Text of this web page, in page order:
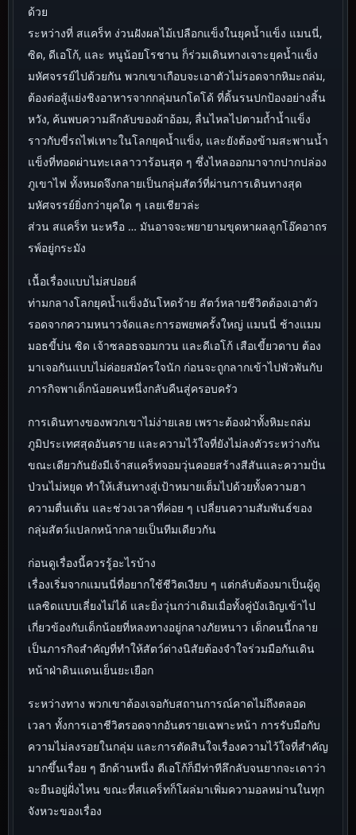
ด้วย
ระหว่างที่ สแคร็ท ง่วนฝังผลไม้เปลือกแข็งในยุคน้ำแข็ง แมนนี่,
ซิด, ดีเอโก้, และ หนูน้อยโรชาน ก็ร่วมเดินทางเจาะยุคน้ำแข็ง
มหัศจรรย์ไปด้วยกัน พวกเขาเกือบจะเอาตัวไม่รอดจากหิมะถล่ม,
ต้องต่อสู้แย่งชิงอาหารจากกลุ่มนกโดโด้ ที่ดิ้นรนปกป้องอย่างสิ้น
หวัง, ค้นพบความลึกลับของผ้าอ้อม, ลื่นไหลไปตามถ้ำน้ำแข็ง
ราวกับขี่รถไฟเหาะในโลกยุคน้ำแข็ง, และยังต้องข้ามสะพานน้ำ
แข็งที่ทอดผ่านทะเลลาวาร้อนสุด ๆ ซึ่งไหลออกมาจากปากปล่อง
ภูเขาไฟ ทั้งหมดจึงกลายเป็นกลุ่มสัตว์ที่ผ่านการเดินทางสุด
มหัศจรรย์ยิ่งกว่ายุคใด ๆ เลยเชียวล่ะ
ส่วน สแคร็ท นะหรือ … มันอาจจะพยายามขุดหาผลลูกโอ๊คอาถร
รพ์อยู่กระมัง
เนื้อเรื่องแบบไม่สปอยล์
ท่ามกลางโลกยุคน้ำแข็งอันโหดร้าย สัตว์หลายชีวิตต้องเอาตัว
รอดจากความหนาวจัดและการอพยพครั้งใหญ่ แมนนี่ ช้างแมม
มอธขี้บ่น ซิด เจ้าซลอธจอมกวน และดีเอโก้ เสือเขี้ยวดาบ ต้อง
มาเจอกันแบบไม่ค่อยสมัครใจนัก ก่อนจะถูกลากเข้าไปพัวพันกับ
ภารกิจพาเด็กน้อยคนหนึ่งกลับคืนสู่ครอบครัว
การเดินทางของพวกเขาไม่ง่ายเลย เพราะต้องฝ่าทั้งหิมะถล่ม
ภูมิประเทศสุดอันตราย และความไว้ใจที่ยังไม่ลงตัวระหว่างกัน
ขณะเดียวกันยังมีเจ้าสแคร็ทจอมวุ่นคอยสร้างสีสันและความปั่น
ป่วนไม่หยุด ทำให้เส้นทางสู่เป้าหมายเต็มไปด้วยทั้งความฮา
ความตื่นเต้น และช่วงเวลาที่ค่อย ๆ เปลี่ยนความสัมพันธ์ของ
กลุ่มสัตว์แปลกหน้ากลายเป็นทีมเดียวกัน
ก่อนดูเรื่องนี้ควรรู้อะไรบ้าง
เรื่องเริ่มจากแมนนี่ที่อยากใช้ชีวิตเงียบ ๆ แต่กลับต้องมาเป็นผู้ดู
แลซิดแบบเลี่ยงไม่ได้ และยิ่งวุ่นกว่าเดิมเมื่อทั้งคู่บังเอิญเข้าไป
เกี่ยวข้องกับเด็กน้อยที่หลงทางอยู่กลางภัยหนาว เด็กคนนี้กลาย
เป็นภารกิจสำคัญที่ทำให้สัตว์ต่างนิสัยต้องจำใจร่วมมือกันเดิน
หน้าฝ่าดินแดนเย็นยะเยือก
ระหว่างทาง พวกเขาต้องเจอกับสถานการณ์คาดไม่ถึงตลอด
เวลา ทั้งการเอาชีวิตรอดจากอันตรายเฉพาะหน้า การรับมือกับ
ความไม่ลงรอยในกลุ่ม และการตัดสินใจเรื่องความไว้ใจที่สำคัญ
มากขึ้นเรื่อย ๆ อีกด้านหนึ่ง ดีเอโก้ก็มีท่าทีลึกลับจนยากจะเดาว่า
จะยืนอยู่ฝั่งไหน ขณะที่สแคร็ทก็โผล่มาเพิ่มความอลหม่านในทุก
จังหวะของเรื่อง